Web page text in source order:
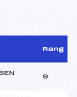
Rang
9